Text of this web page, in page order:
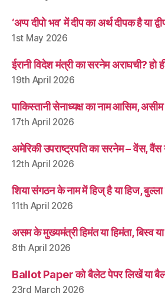
‘अप्प दीपो भव’ में दीप का अर्थ दीपक है या
1st May 2026
ईरानी विदेश मंत्री का सरनेम अराघची? हो
19th April 2026
पाकिस्तानी सेनाध्यक्ष का नाम आसिम,
17th April 2026
अमेरिकी उपराष्ट्रपति का सरनेम – वेंस, वैंस
12th April 2026
शिया संगठन के नाम में हिज् है या हिज, बुल्ला
11th April 2026
असम के मुख्यमंत्री हिमंत या हिमंता, बिस्व या
8th April 2026
Ballot Paper को बैलेट पेपर लिखें या
23rd March 2026